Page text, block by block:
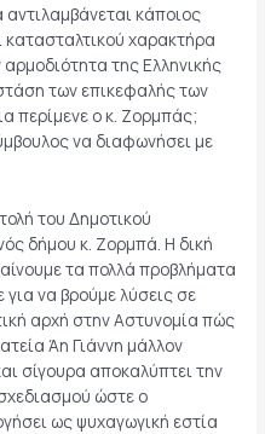
κάποιος
χαρακτήρα
της Ελληνικής
των επικεφαλής των
περίμενε ο κ. Ζορμπάς;
να διαφωνήσει με
του Δημοτικού
δήμου κ. Ζορμπά. Η δική
τα πολλά προβλήματα
να βρούμε λύσεις σε
αρχή στην Αστυνομία πώς
Άη Γιάννη μάλλον
σίγουρα αποκαλύπτει την
ώστε ο
ως ψυχαγωγική εστία